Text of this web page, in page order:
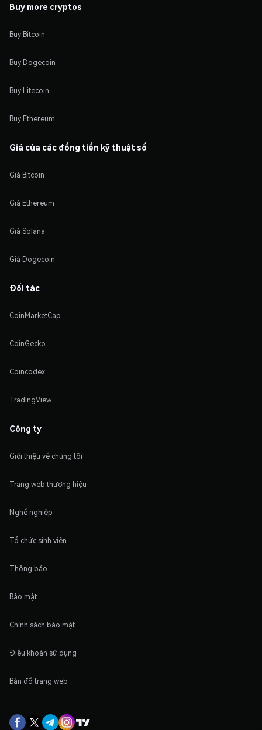
Buy more cryptos
Buy Bitcoin
Buy Dogecoin
Buy Litecoin
Buy Ethereum
Giá của các đồng tiền kỹ thuật số
Giá Bitcoin
Giá Ethereum
Giá Solana
Giá Dogecoin
Đối tác
CoinMarketCap
CoinGecko
Coincodex
TradingView
Công ty
Giới thiệu về chúng tôi
Trang web thương hiệu
Nghề nghiệp
Tổ chức sinh viên
Thông báo
Bảo mật
Chính sách bảo mật
Điều khoản sử dụng
Bản đồ trang web